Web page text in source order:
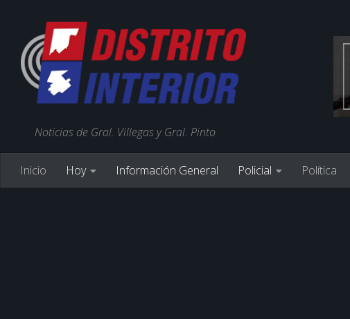
Noticias de Gral. Villegas y Gral. Pinto
Inicio Hoy Información General Policial Política